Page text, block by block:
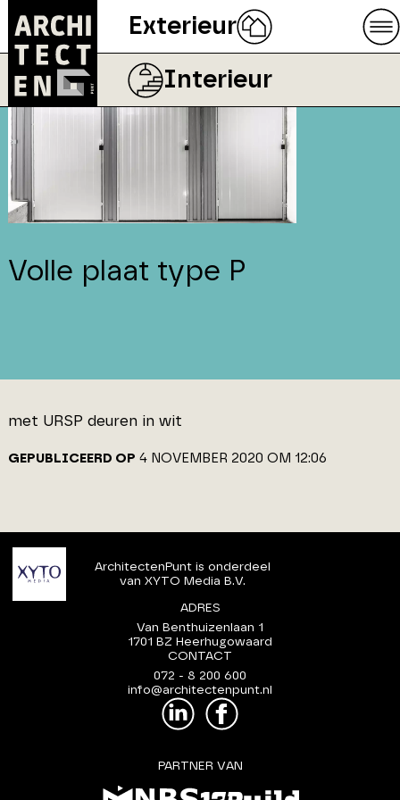
Exterieur
Interieur
Volle plaat type P
met URSP deuren in wit
GEPUBLICEERD OP 4 NOVEMBER 2020 OM 12:06
ArchitectenPunt is onderdeel
van XYTO Media B.V.
ADRES
Van Benthuizenlaan 1
1701 BZ Heerhugowaard
CONTACT
072 - 8 200 600
info@architectenpunt.nl
PARTNER VAN